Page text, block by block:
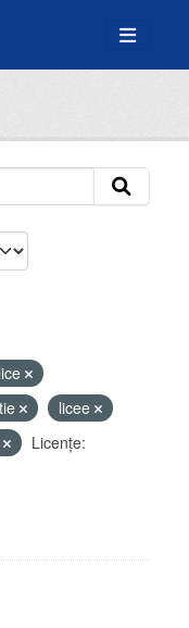
licee
Licenţe: